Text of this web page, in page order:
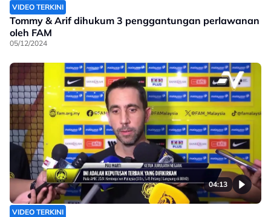
VIDEO TERKINI
Tommy & Arif dihukum 3 penggantungan perlawanan
oleh FAM
05/12/2024
04:13
VIDEO TERKINI